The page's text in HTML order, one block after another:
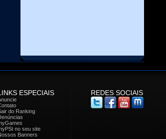
ESPECIAIS REDES SOCIAIS
do Ranking
no seu site
Banners